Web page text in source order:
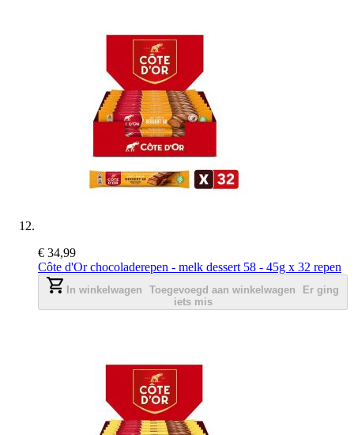
€ 34,99
Côte d'Or chocoladerepen - melk dessert 58 - 45g x 32 repen
In winkelwagen Toegevoegd aan winkelwagen
Er ging
iets mis